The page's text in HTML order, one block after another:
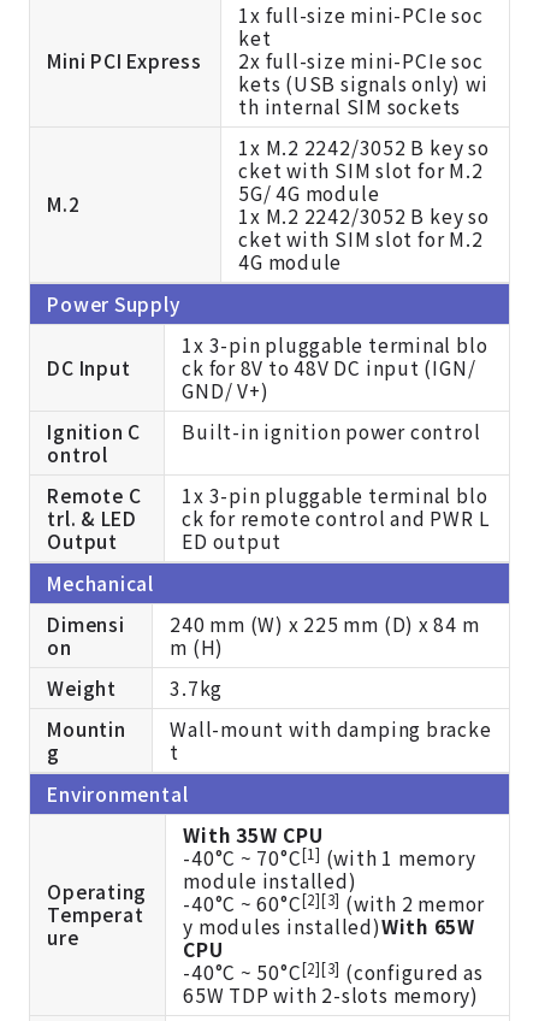
Mini PCI Express
1x full-size mini-PCIe soc
ket
2x full-size mini-PCIe soc
kets (USB signals only) wi
th internal SIM sockets
M.2
1x M.2 2242/3052 B key so
cket with SIM slot for M.2
5G/ 4G module
1x M.2 2242/3052 B key so
cket with SIM slot for M.2
4G module
Power Supply
DC Input
1x 3-pin pluggable terminal blo
ck for 8V to 48V DC input (IGN/
GND/ V+)
Ignition C
ontrol
Built-in ignition power control
Remote C
trl. & LED
Output
1x 3-pin pluggable terminal blo
ck for remote control and PWR L
ED output
Mechanical
Dimensi
on
240 mm (W) x 225 mm (D) x 84 m
m (H)
Weight
3.7kg
Mountin
g
Wall-mount with damping bracke
t
Environmental
Operating
Temperat
ure
With 35W CPU
-40°C ~ 70°C[1] (with 1 memory
module installed)
-40°C ~ 60°C[2][3] (with 2 memor
y modules installed)With 65W
CPU
-40°C ~ 50°C[2][3] (configured as
65W TDP with 2-slots memory)